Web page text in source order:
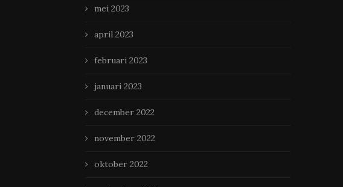
mei 2023
april 2023
februari 2023
januari 2023
december 2022
november 2022
oktober 2022